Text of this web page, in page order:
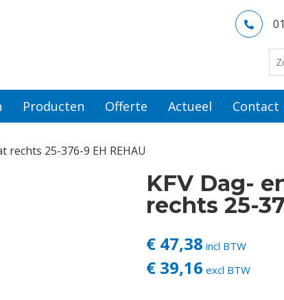
Producten Offerte Actueel Contact
25-376-9 EH REHAU
KFV Dag-
rechts 25-
€ 47,38 incl BTW
€ 39,16 excl BTW